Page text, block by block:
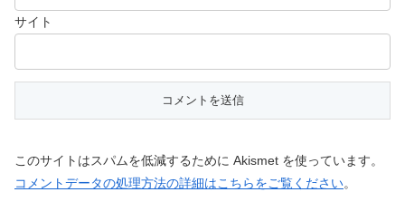
サイト
このサイトはスパムを低減するために Akismet を使っています。
コメントデータの処理方法の詳細はこちらをご覧ください。